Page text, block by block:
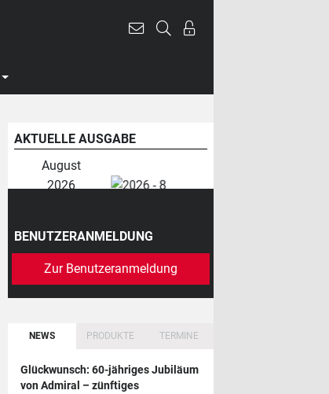
AKTUELLE AUSGABE
August
2026
BENUTZERANMELDUNG
Zur Benutzeranmeldung
NEWS PRODUKTE TERMINE
Glückwunsch: 60-jähriges Jubiläum
von Admiral – zünftiges